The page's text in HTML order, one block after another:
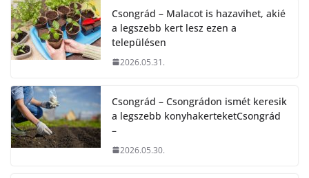
Csongrád – Malacot is hazavihet, akié
a legszebb kert lesz ezen a
településen
2026.05.31.
Csongrád – Csongrádon ismét keresik
a legszebb konyhakerteketCsongrád
–
2026.05.30.